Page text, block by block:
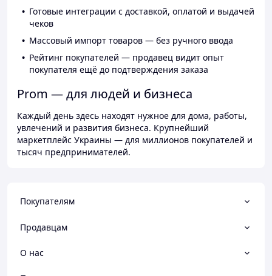
Готовые интеграции с доставкой, оплатой и выдачей
чеков
Массовый импорт товаров — без ручного ввода
Рейтинг покупателей — продавец видит опыт
покупателя ещё до подтверждения заказа
Prom — для людей и бизнеса
Каждый день здесь находят нужное для дома, работы,
увлечений и развития бизнеса. Крупнейший
маркетплейс Украины — для миллионов покупателей и
тысяч предпринимателей.
Покупателям
Продавцам
О нас